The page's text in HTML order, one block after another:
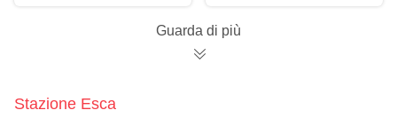
controllo dei parassitiGuarda di più
Stazione Esca